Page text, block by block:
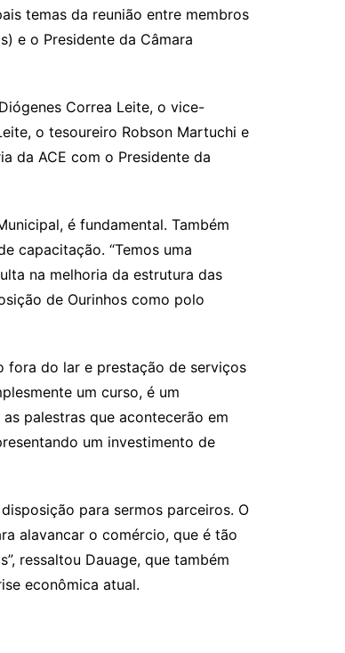
temas da reunião entre membros
e o Presidente da Câmara
Correa Leite, o vice-
o tesoureiro Robson Martuchi e
da ACE com o Presidente da
é fundamental. Também
capacitação. “Temos uma
na melhoria da estrutura das
de Ourinhos como polo
fora do lar e prestação de serviços
um curso, é um
palestras que acontecerão em
um investimento de
para sermos parceiros. O
alavancar o comércio, que é tão
ressaltou Dauage, que também
econômica atual.